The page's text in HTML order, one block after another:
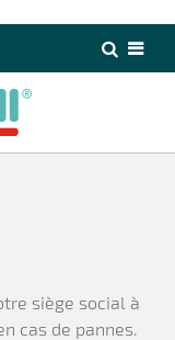
siège social à
cas de pannes.